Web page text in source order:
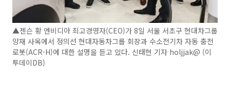
▲젠슨 황 엔비디아 최고경영자(CEO)가 8일 서울 서초구 현대차그룹
양재 사옥에서 정의선 현대자동차그룹 회장과 수소전기차 자동 충전
로봇(ACR-H)에 대한 설명을 듣고 있다. 신태현 기자 holjjak@ (이
투데이DB)